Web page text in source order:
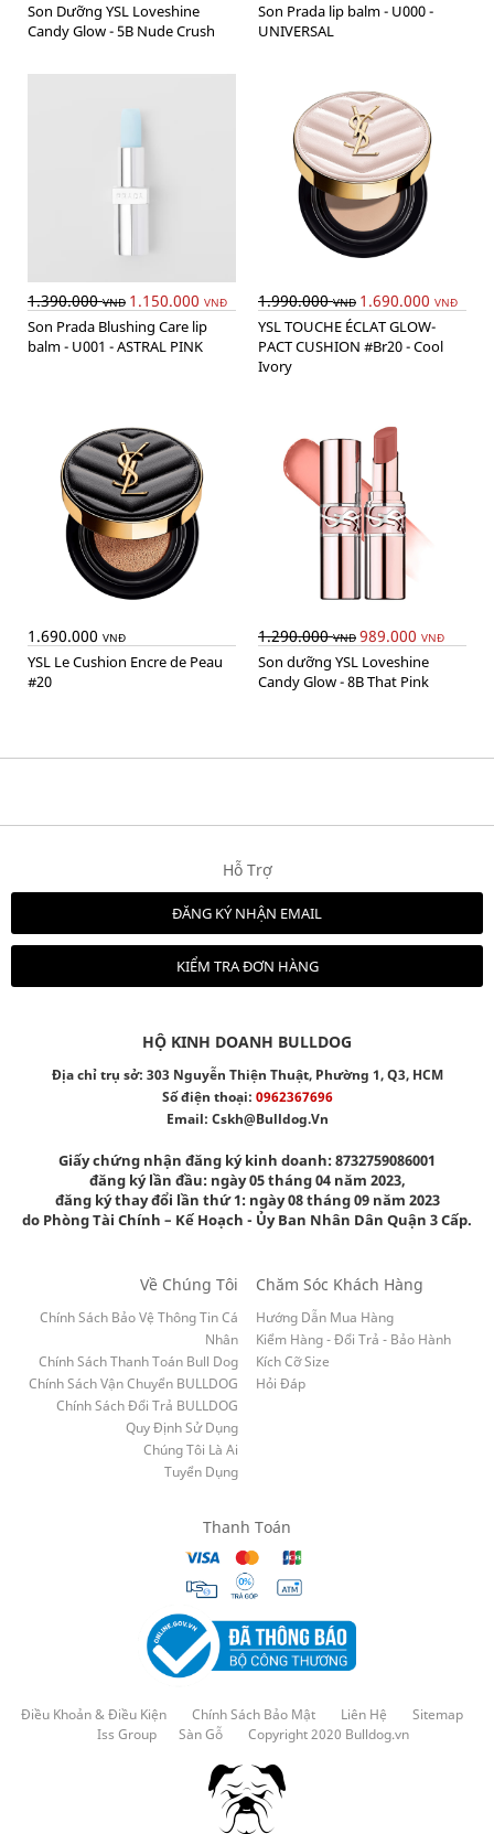
Son Dưỡng YSL Loveshine
Candy Glow - 5B Nude Crush
Son Prada lip balm - U000 -
UNIVERSAL
1.390.000VNĐ 1.150.000 VNĐ
Son Prada Blushing Care lip
balm - U001 - ASTRAL PINK
1.990.000VNĐ 1.690.000 VNĐ
YSL TOUCHE ÉCLAT GLOW-
PACT CUSHION #Br20 - Cool
Ivory
1.690.000 VNĐ
YSL Le Cushion Encre de Peau
#20
1.290.000VNĐ 989.000 VNĐ
Son dưỡng YSL Loveshine
Candy Glow - 8B That Pink
Hỗ Trợ
ĐĂNG KÝ NHẬN EMAIL
KIỂM TRA ĐƠN HÀNG
HỘ KINH DOANH BULLDOG
Địa chỉ trụ sở: 303 Nguyễn Thiện Thuật, Phường 1, Q3, HCM
Số điện thoại: 0962367696
Email: Cskh@bulldog.vn
Giấy chứng nhận đăng ký kinh doanh: 8732759086001
đăng ký lần đầu: ngày 05 tháng 04 năm 2023,
đăng ký thay đổi lần thứ 1: ngày 08 tháng 09 năm 2023
do Phòng Tài Chính – Kế Hoạch - Ủy Ban Nhân Dân Quận 3 Cấp.
Về Chúng Tôi
Chính Sách Bảo Vệ Thông Tin Cá
Nhân
Chính Sách Thanh Toán Bull Dog
Chính Sách Vận Chuyển BULLDOG
Chính Sách Đổi Trả BULLDOG
Quy Định Sử Dụng
Chúng Tôi Là Ai
Tuyển Dụng
Chăm Sóc Khách Hàng
Hướng Dẫn Mua Hàng
Kiểm Hàng - Đổi Trả - Bảo Hành
Kích Cỡ Size
Hỏi Đáp
Thanh Toán
Điều Khoản & Điều Kiện Chính Sách Bảo Mật Liên Hệ
Sitemap
Iss Group
Sàn Gỗ Copyright 2020 Bulldog.vn